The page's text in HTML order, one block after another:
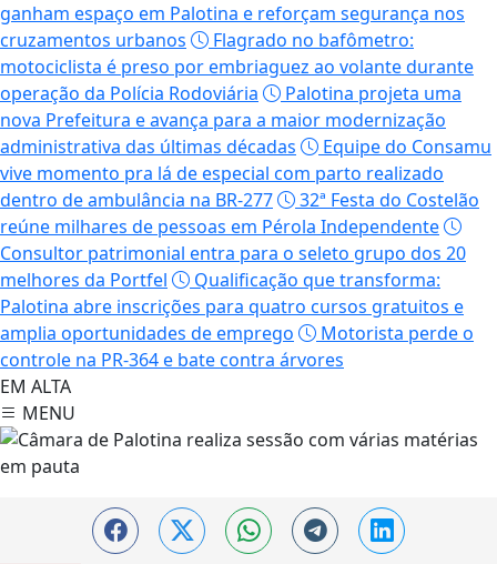
ganham espaço em Palotina e reforçam segurança nos
cruzamentos urbanos
Flagrado no bafômetro:
motociclista é preso por embriaguez ao volante durante
operação da Polícia Rodoviária
Palotina projeta uma
nova Prefeitura e avança para a maior modernização
administrativa das últimas décadas
Equipe do Consamu
vive momento pra lá de especial com parto realizado
dentro de ambulância na BR-277
32ª Festa do Costelão
reúne milhares de pessoas em Pérola Independente
Consultor patrimonial entra para o seleto grupo dos 20
melhores da Portfel
Qualificação que transforma:
Palotina abre inscrições para quatro cursos gratuitos e
amplia oportunidades de emprego
Motorista perde o
controle na PR-364 e bate contra árvores
EM ALTA
MENU